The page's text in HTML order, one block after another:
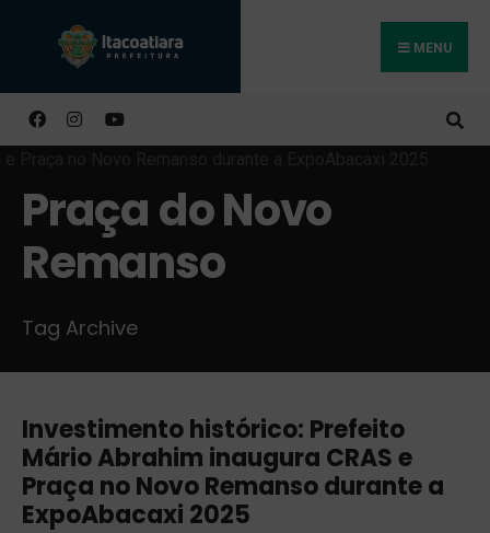
MENU
Praça do Novo
Remanso
Tag Archive
Investimento histórico: Prefeito
Mário Abrahim inaugura CRAS e
Praça no Novo Remanso durante a
ExpoAbacaxi 2025
Buscar